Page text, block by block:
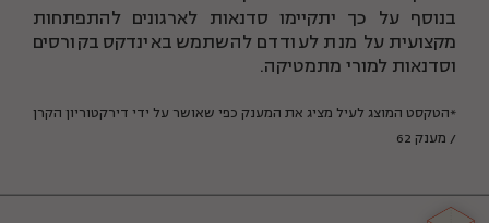
בנוסף על כך יתקיימו סדנאות לארגונים להתפתחות
מקצועית על מנת לעודדם להשתמש באינדקס בקורסים
וסדנאות למורי מתמטיקה.
*הטקסט המוצג לעיל מציג את המענק כפי שאושר על ידי דירקטוריון הקרן
/ מענק 62